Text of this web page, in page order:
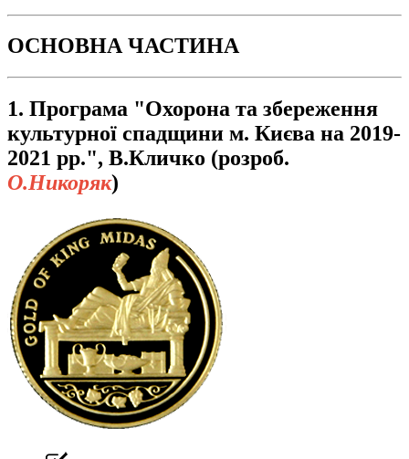
ОСНОВНА ЧАСТИНА
1. Програма "Охорона та збереження
культурної спадщини м. Києва на 2019-
2021 рр.", В.Кличко (розроб.
О.Никоряк)